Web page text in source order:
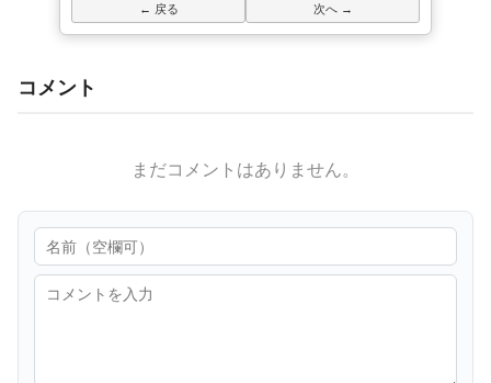
← 戻る 次へ →
コメント
まだコメントはありません。